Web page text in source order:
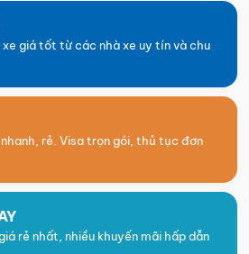
xe giá tốt từ các nhà xe uy tín và chu
rẻ. Visa trọn gói, thủ tục đơn
rẻ nhất, nhiều khuyến mãi hấp dẫn